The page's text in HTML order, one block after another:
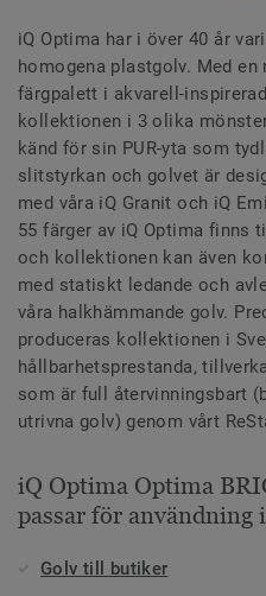
iQ Optima har i över 40 år
homogena plastgolv. Med en
färgpalett i akvarell-
kollektionen i 3 olika
känd för sin PUR-yta som
slitstyrkan och golvet är
med våra iQ Granit och iQ
55 färger av iQ Optima finns
och kollektionen kan även
med statiskt ledande och
våra halkhämmande golv.
produceras kollektionen i
hållbarhetsprestanda,
som är full återvinningsbart
utrivna golv) genom vårt
iQ Optima Optima
passar för användning i
Golv till butiker